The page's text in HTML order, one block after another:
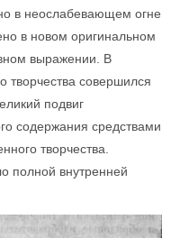
в неослабевающем огне
в новом оригинальном
выражении. В
творчества совершился
подвиг
содержания средствами
творчества.
полной внутренней